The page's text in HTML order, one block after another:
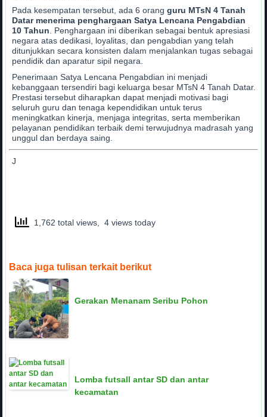
Pada kesempatan tersebut, ada 6 orangguru MTsN 4 Tanah
Datar menerima penghargaan Satya Lencana Pengabdian
10 Tahun. Penghargaan ini diberikan sebagai bentuk apresiasi
negara atas dedikasi, loyalitas, dan pengabdian yang telah
ditunjukkan secara konsisten dalam menjalankan tugas sebagai
pendidik dan aparatur sipil negara.
Penerimaan Satya Lencana Pengabdian ini menjadi
kebanggaan tersendiri bagi keluarga besar MTsN 4 Tanah Datar.
Prestasi tersebut diharapkan dapat menjadi motivasi bagi
seluruh guru dan tenaga kependidikan untuk terus
meningkatkan kinerja, menjaga integritas, serta memberikan
pelayanan pendidikan terbaik demi terwujudnya madrasah yang
unggul dan berdaya saing.
J
1,762 total views, 4 views today
Baca juga tulisan terkait berikut
Gerakan Menanam Seribu Pohon
Lomba futsall antar SD dan antar
kecamatan